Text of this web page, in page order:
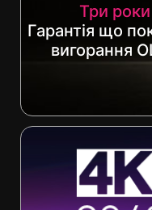
Три роки
Гарантія що
вигорання